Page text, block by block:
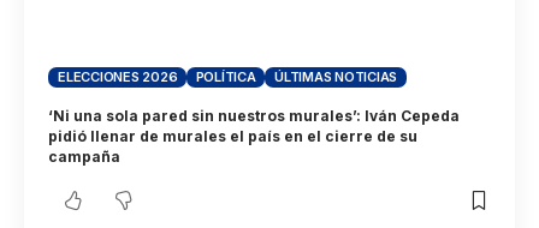
ELECCIONES 2026 POLÍTICA ÚLTIMAS NOTICIAS
‘Ni una sola pared sin nuestros murales’: Iván Cepeda
pidió llenar de murales el país en el cierre de su
campaña